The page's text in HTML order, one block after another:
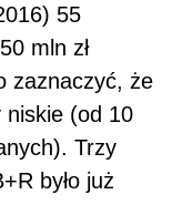
55
mln zł
zaznaczyć, że
niskie (od 10
Trzy
było już